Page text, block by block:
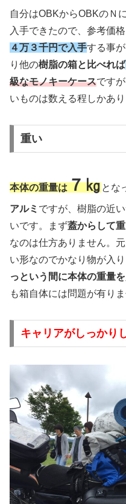
自分はOBKからOBKのＮ
入手できたので、参考価
４万３千円で入手する事
り他の樹脂の箱と比べれば
級なモノキーケースです
いものは数える程しかあり
重い
本体の重量は７㎏とな
アルミ ですが、樹脂の近
いです。まず蓋からして
なのは仕方ありません。
い形なのでかなり物が入り
っという間に本体の重量
も箱自体には問題が有りま
キャリアがしっかり